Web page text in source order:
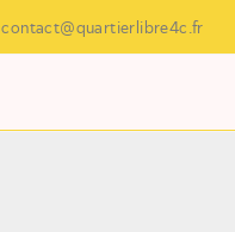
contact@quartierlibre4c.fr